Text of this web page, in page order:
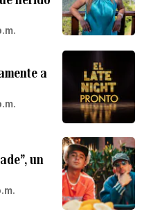
a
un